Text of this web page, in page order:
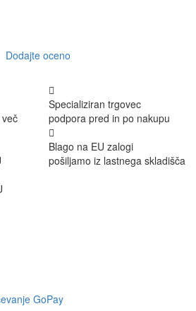
Dodajte oceno
Specializiran trgovec
podpora pred in po nakupu
Blago na EU zalogi
pošiljamo iz lastnega skladišča
GoPay